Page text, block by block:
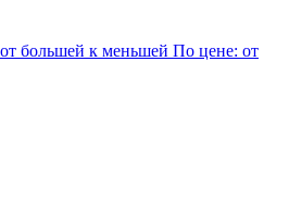
большей к меньшей По цене: от